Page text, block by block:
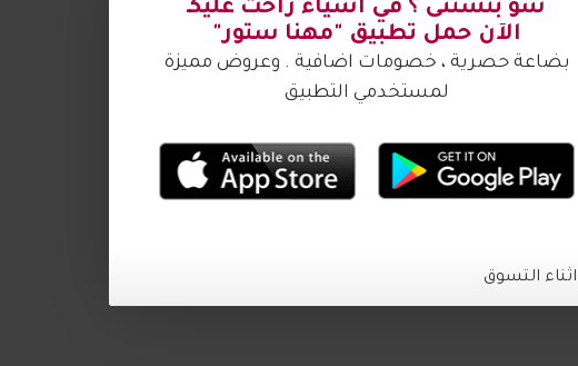
شو بتستنى ؟ في اشياء راحت عليكـ
الآن حمل تطبيق "مهنا ستور"
بضاعة حصرية ، خصومات اضافية . وعروض مميزة
لمستخدمي التطبيق
التسوق